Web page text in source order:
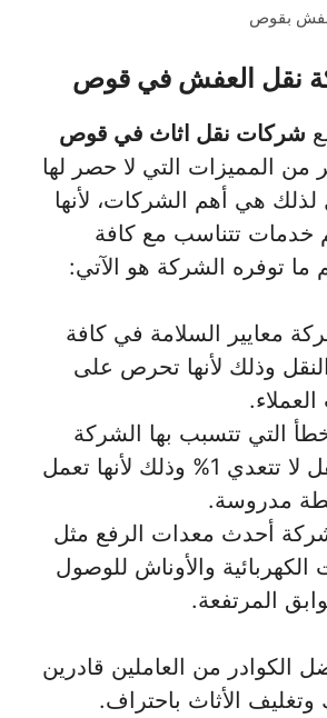
بقوص
نقل العفش في قوص
شركات نقل اثاث في قوص
من المميزات التي لا حصر لها
هي أهم الشركات، لأنها
خدمات تتناسب مع كافة
ما توفره الشركة هو الآتي:
معايير السلامة في كافة
وذلك لأنها تحرص على
التي تتسبب بها الشركة
أثناء النقل لا تتعدي 1% وذلك لأنها تعمل
مدروسة.
أحدث معدات الرفع مثل
الكهربائية والأوناش للوصول
المرتفعة.
الكوادر من العاملين قادرين
الأثاث باحتراف.